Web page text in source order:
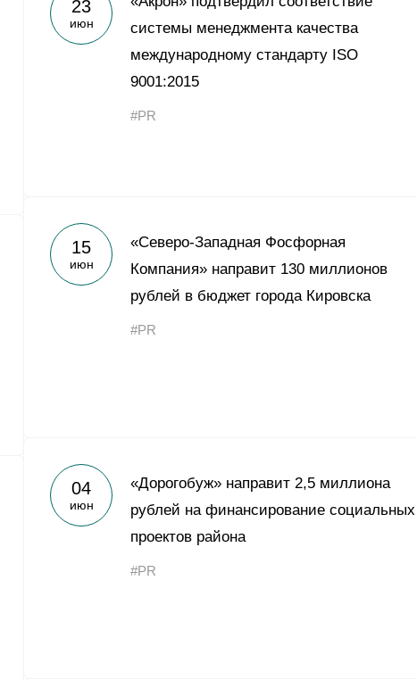
Yong Sheng Feng
Acron Argentina S.R.L
Acron Brasil Ltda.
ООО «Плодородие»
23
июн
системы менеджмента качества
международному стандарту ISO
9001:2015
#PR
15
июн
«Северо-Западная Фосфорная
Компания» направит 130 миллионов
рублей в бюджет города Кировска
#PR
04
июн
«Дорогобуж» направит 2,5 миллиона
рублей на финансирование социальных
проектов района
#PR